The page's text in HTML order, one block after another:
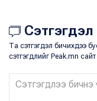
Та сэтгэгдэл бичихдээ
сэтгэгдлийг Peak.mn сайт